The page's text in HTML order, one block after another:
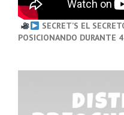
SECRET’S EL
POSICIONANDO